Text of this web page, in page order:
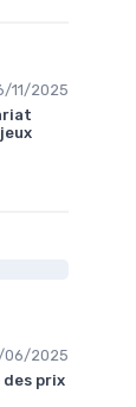
11/2025
06/2025
prix